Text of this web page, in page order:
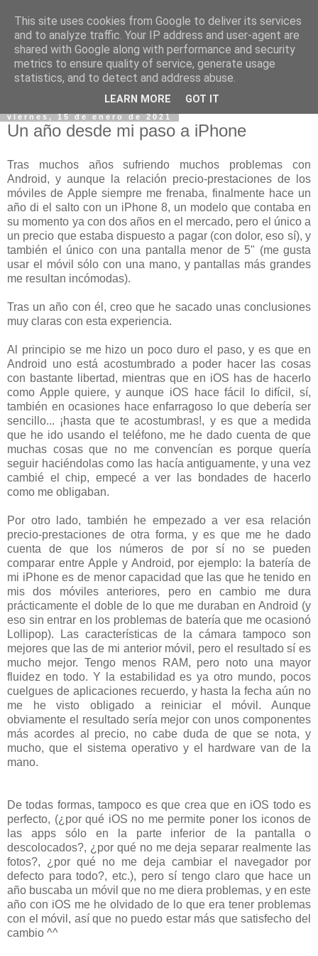
viernes, 15 de enero de 2021
Un año desde mi paso a iPhone
Tras muchos años sufriendo muchos problemas con
Android, y aunque la relación precio-prestaciones de los
móviles de Apple siempre me frenaba, finalmente hace un
año di el salto con un iPhone 8, un modelo que contaba en
su momento ya con dos años en el mercado, pero el único a
un precio que estaba dispuesto a pagar (con dolor, eso sí), y
también el único con una pantalla menor de 5" (me gusta
usar el móvil sólo con una mano, y pantallas más grandes
me resultan incómodas).
Tras un año con él, creo que he sacado unas conclusiones
muy claras con esta experiencia.
Al principio se me hizo un poco duro el paso, y es que en
Android uno está acostumbrado a poder hacer las cosas
con bastante libertad, mientras que en iOS has de hacerlo
como Apple quiere, y aunque iOS hace fácil lo difícil, sí,
también en ocasiones hace enfarragoso lo que debería ser
sencillo... ¡hasta que te acostumbras!, y es que a medida
que he ido usando el teléfono, me he dado cuenta de que
muchas cosas que no me convencían es porque quería
seguir haciéndolas como las hacía antiguamente, y una vez
cambié el chip, empecé a ver las bondades de hacerlo
como me obligaban.
Por otro lado, también he empezado a ver esa relación
precio-prestaciones de otra forma, y es que me he dado
cuenta de que los números de por sí no se pueden
comparar entre Apple y Android, por ejemplo: la batería de
mi iPhone es de menor capacidad que las que he tenido en
mis dos móviles anteriores, pero en cambio me dura
prácticamente el doble de lo que me duraban en Android (y
eso sin entrar en los problemas de batería que me ocasionó
Lollipop). Las características de la cámara tampoco son
mejores que las de mi anterior móvil, pero el resultado sí es
mucho mejor. Tengo menos RAM, pero noto una mayor
fluidez en todo. Y la estabilidad es ya otro mundo, pocos
cuelgues de aplicaciones recuerdo, y hasta la fecha aún no
me he visto obligado a reiniciar el móvil. Aunque
obviamente el resultado sería mejor con unos componentes
más acordes al precio, no cabe duda de que se nota, y
mucho, que el sistema operativo y el hardware van de la
mano.
De todas formas, tampoco es que crea que en iOS todo es
perfecto, (¿por qué iOS no me permite poner los iconos de
las apps sólo en la parte inferior de la pantalla o
descolocados?, ¿por qué no me deja separar realmente las
fotos?, ¿por qué no me deja cambiar el navegador por
defecto para todo?, etc.), pero sí tengo claro que hace un
año buscaba un móvil que no me diera problemas, y en este
año con iOS me he olvidado de lo que era tener problemas
con el móvil, así que no puedo estar más que satisfecho del
cambio ^^
This site uses cookies from Google to deliver its services
and to analyze traffic. Your IP address and user-agent are
shared with Google along with performance and security
metrics to ensure quality of service, generate usage
statistics, and to detect and address abuse.
LEARN MORE GOT IT